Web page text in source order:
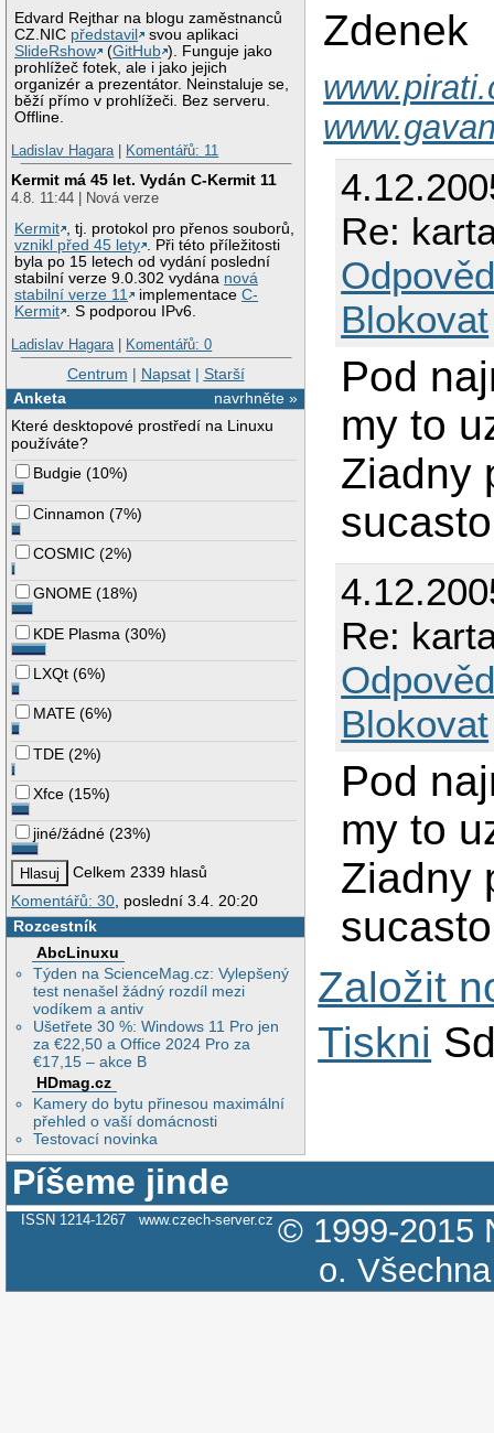
Edvard Rejthar na blogu zaměstnanců
CZ.NIC představil
svou aplikaci
SlideRshow
(GitHub ). Funguje jako
prohlížeč fotek, ale i jako jejich
organizér a prezentátor. Neinstaluje se,
běží přímo v prohlížeči. Bez serveru.
Offline.
Ladislav Hagara| Komentářů: 11
Kermit má 45 let. Vydán C-Kermit 11
4.8. 11:44 | Nová verze
Kermit , tj. protokol pro přenos souborů,
vznikl před 45 lety . Při této příležitosti
byla po 15 letech od vydání poslední
stabilní verze 9.0.302 vydána nová
stabilní verze 11
implementaceC-
Kermit . S podporou IPv6.
Ladislav Hagara| Komentářů: 0
Centrum | Napsat| Starší
navrhněte »
Anketa
Které desktopové prostředí na Linuxu
používáte?
Budgie (10%)
Cinnamon (7%)
COSMIC (2%)
GNOME (18%)
KDE Plasma (30%)
LXQt (6%)
MATE (6%)
TDE (2%)
Xfce (15%)
jiné/žádné (23%)
Celkem 2339 hlasů
Komentářů: 30 , poslední 3.4. 20:20
Rozcestník
AbcLinuxu
Týden na ScienceMag.cz: Vylepšený
test nenašel žádný rozdíl mezi
vodíkem a antiv
Ušetřete 30 %: Windows 11 Pro jen
za €22,50 a Office 2024 Pro za
€17,15 – akce B
HDmag.cz
Kamery do bytu přinesou maximální
přehled o vaší domácnosti
Testovací novinka
Zdenek
Re:
Blokovat
Pod
my to
Ziadny
Re:
Blokovat
Pod
my to
Ziadny
Založit
Tiskni
Píšeme jinde
ISSN 1214-1267 www.czech-server.cz © 1999-2015
o.